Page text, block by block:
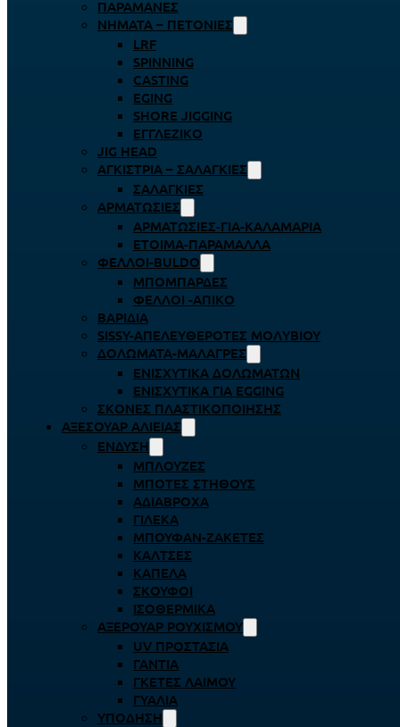
ΠΑΡΑΜΆΝΕΣ
ΝΉΜΑΤΑ – ΠΕΤΟΝΙΈΣ
LRF
SPINNING
CASTING
EGING
SHORE JIGGING
ΕΓΓΛΈΖΙΚΟ
JIG HEAD
ΑΓΚΊΣΤΡΙΑ – ΣΑΛΑΓΚΙΈΣ
ΣΑΛΑΓΚΙΈΣ
ΑΡΜΑΤΩΣΙΈΣ
ΑΡΜΑΤΩΣΙΈΣ-ΓΙΑ-ΚΑΛΑΜΆΡΙΑ
ΈΤΟΙΜΑ-ΠΑΡΆΜΑΛΛΑ
ΦΕΛΛΟΊ-BULDO
ΜΠΟΜΠΆΡΔΕΣ
ΦΕΛΛΟΊ -ΑΠΊΚΟ
ΒΑΡΊΔΙΑ
SISSY-ΑΠΕΛΕΥΘΕΡΟΤΈΣ ΜΟΛΥΒΙΟΎ
ΔΟΛΏΜΑΤΑ-ΜΑΛΆΓΡΕΣ
ΕΝΙΣΧΥΤΙΚΆ ΔΟΛΩΜΆΤΩΝ
ΕΝΙΣΧΥΤΙΚΆ ΓΙΑ EGGING
ΣΚΌΝΕΣ ΠΛΑΣΤΙΚΟΠΟΊΗΣΗΣ
ΑΞΕΣΟΥΆΡ ΑΛΙΕΊΑΣ
ΈΝΔΥΣΗ
ΜΠΛΟΎΖΕΣ
ΜΠΌΤΕΣ ΣΤΉΘΟΥΣ
ΑΔΙΆΒΡΟΧΑ
ΓΙΛΈΚΑ
ΜΠΟΥΦΆΝ-ΖΑΚΈΤΕΣ
ΚΆΛΤΣΕΣ
ΚΑΠΈΛΑ
ΣΚΟΎΦΟΙ
ΙΣΟΘΕΡΜΙΚΆ
ΑΞΕΡΟΥΆΡ ΡΟΥΧΙΣΜΟΎ
UV ΠΡΟΣΤΑΣΊΑ
ΓΆΝΤΙΑ
ΓΚΈΤΕΣ ΛΑΊΜΟΥ
ΓΥΑΛΙΆ
ΥΠΌΔΗΣΗ